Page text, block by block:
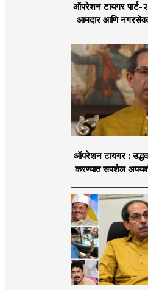
ऑपरेशन टायगर पार्ट-
आमदार आणि
ऑपरेशन टायगर :
करण्यात सपशेल